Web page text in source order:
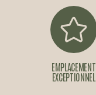
EMPLACEMENT
EXCEPTIONNEL